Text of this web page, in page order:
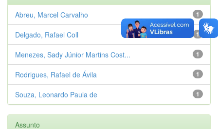
1
Abreu, Marcel Carvalho
1
Delgado, Rafael Coll
1
Menezes, Sady Júnior Martins Cost...
1
Rodrigues, Rafael de Ávila
1
Souza, Leonardo Paula de
Assunto